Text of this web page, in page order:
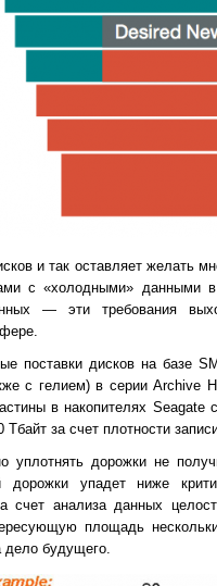
и так оставляет желать
с «холодными» данными в
— эти требования
поставки дисков на базе
с гелием) в серии Archive
в накопителях
за счет плотности
уплотнять дорожки не
дорожки упадет ниже
счет анализа данных
площадь
дело будущего.